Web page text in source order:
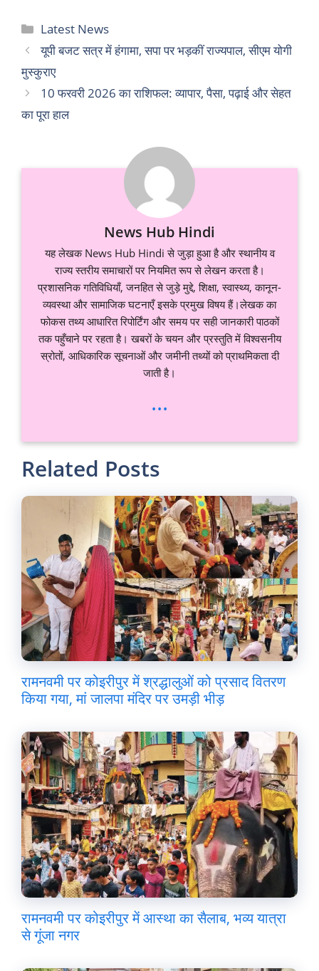
Categories
Latest News
यूपी बजट सत्र में हंगामा, सपा पर भड़कीं राज्यपाल, सीएम योगी
मुस्कुराए
10 फरवरी 2026 का राशिफल: व्यापार, पैसा, पढ़ाई और सेहत
का पूरा हाल
News Hub Hindi
यह लेखक News Hub Hindi से जुड़ा हुआ है और स्थानीय व
राज्य स्तरीय समाचारों पर नियमित रूप से लेखन करता है।
प्रशासनिक गतिविधियाँ, जनहित से जुड़े मुद्दे, शिक्षा, स्वास्थ्य, कानून-
व्यवस्था और सामाजिक घटनाएँ इसके प्रमुख विषय हैं।लेखक का
फोकस तथ्य आधारित रिपोर्टिंग और समय पर सही जानकारी पाठकों
तक पहुँचाने पर रहता है। खबरों के चयन और प्रस्तुति में विश्वसनीय
स्रोतों, आधिकारिक सूचनाओं और जमीनी तथ्यों को प्राथमिकता दी
जाती है।
...
Related Posts
रामनवमी पर कोइरीपुर में श्रद्धालुओं को प्रसाद वितरण
किया गया, मां जालपा मंदिर पर उमड़ी भीड़
रामनवमी पर कोइरीपुर में आस्था का सैलाब, भव्य यात्रा
से गूंजा नगर